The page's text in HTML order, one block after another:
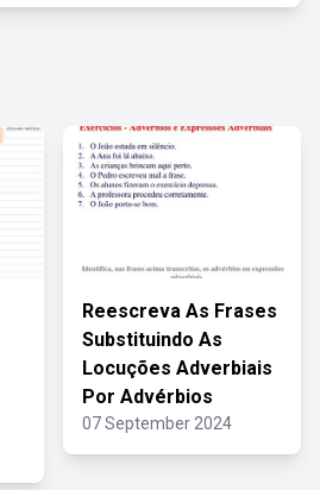
Reescreva As Frases
Substituindo As
Locuções Adverbiais
Por Advérbios
07 September 2024